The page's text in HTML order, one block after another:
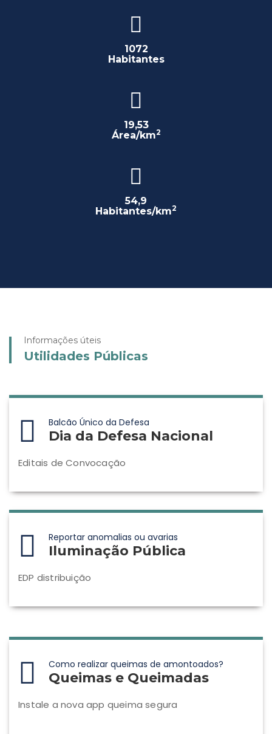
1072
Habitantes
19,53
Área/km2
54,9
Habitantes/km2
Informações úteis
Utilidades Públicas
Balcão Único da Defesa
Dia da Defesa Nacional
Editais de Convocação
Reportar anomalias ou avarias
Iluminação Pública
EDP distribuição
Como realizar queimas de amontoados?
Queimas e Queimadas
Instale a nova app queima segura